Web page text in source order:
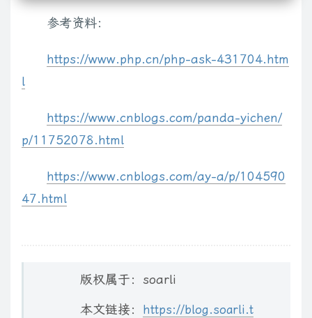
参考资料：
https://www.php.cn/php-ask-431704.htm
l
https://www.cnblogs.com/panda-yichen/
p/11752078.html
https://www.cnblogs.com/ay-a/p/104590
47.html
版权属于：soarli
本文链接：
https://blog.soarli.t